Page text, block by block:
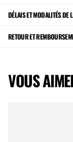
DÉLAIS ET MODALITÉS DE
RETOUR ET
VOUS